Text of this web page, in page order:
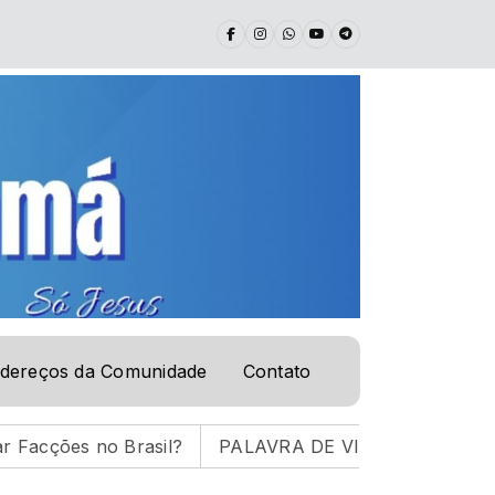
- PR. ÉRICO R. BUSSINGER com Pr. Érico Rodolpho Bussinger -
da Comunidade Contato
PALAVRA DE VIDA | 05.08.26 |